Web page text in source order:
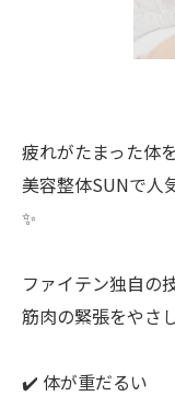
疲れがたまった体
美容整体SUNで人
✨
ファイテン独自の
筋肉の緊張をやさ
✔️ 体が重だるい